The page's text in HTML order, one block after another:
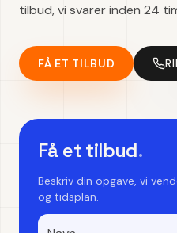
tilbud, vi svarer inden 24
FÅ ET TILBUD
Få et tilbud.
Beskriv din opgave, vi
og tidsplan.